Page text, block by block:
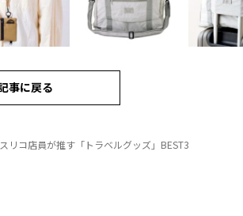
事に戻る
リコ店員が推す「トラベルグッズ」BEST3